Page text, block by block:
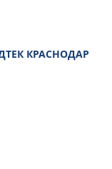
КРАСНОДАР